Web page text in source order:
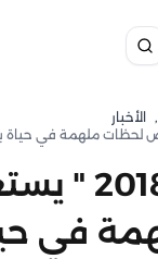
, الأخبار
"إكسبوجر
في